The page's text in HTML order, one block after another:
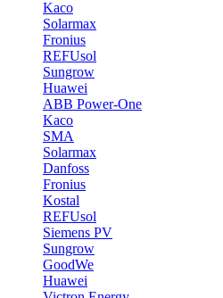
Kaco
Solarmax
Fronius
REFUsol
Sungrow
Huawei
ABB Power-One
Kaco
SMA
Solarmax
Danfoss
Fronius
Kostal
REFUsol
Siemens PV
Sungrow
GoodWe
Huawei